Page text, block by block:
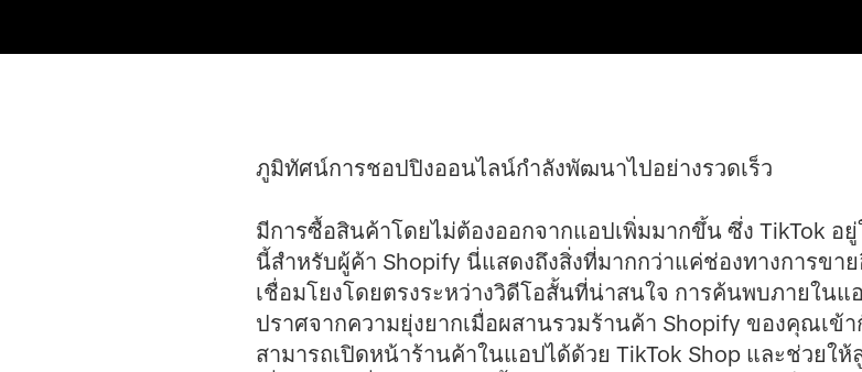
ภูมิทัศน์การชอปปิงออนไลน์กำลังพัฒนาไปอย่างรวดเร็ว
มีการซื้อสินค้าโดยไม่ต้องออกจากแอปเพิ่มมากขึ้น ซึ่ง TikTok อ
นี้สำหรับผู้ค้า Shopify นี่แสดงถึงสิ่งที่มากกว่าแค่ช่องทางการขา
เชื่อมโยงโดยตรงระหว่างวิดีโอสั้นที่น่าสนใจ การค้นพบภายในแ
ปราศจากความยุ่งยากเมื่อผสานรวมร้านค้า Shopify ของคุณเ
สามารถเปิดหน้าร้านค้าในแอปได้ด้วย TikTok Shop และช่วยใ